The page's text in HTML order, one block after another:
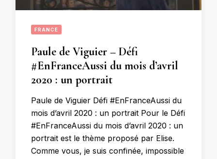
FRANCE
Paule de Viguier – Défi
#EnFranceAussi du mois d’avril
2020 : un portrait
Paule de Viguier Défi #EnFranceAussi du
mois d’avril 2020 : un portrait Pour le Défi
#EnFranceAussi du mois d’avril 2020 : un
portrait est le thème proposé par Elise.
Comme vous, je suis confinée, impossible